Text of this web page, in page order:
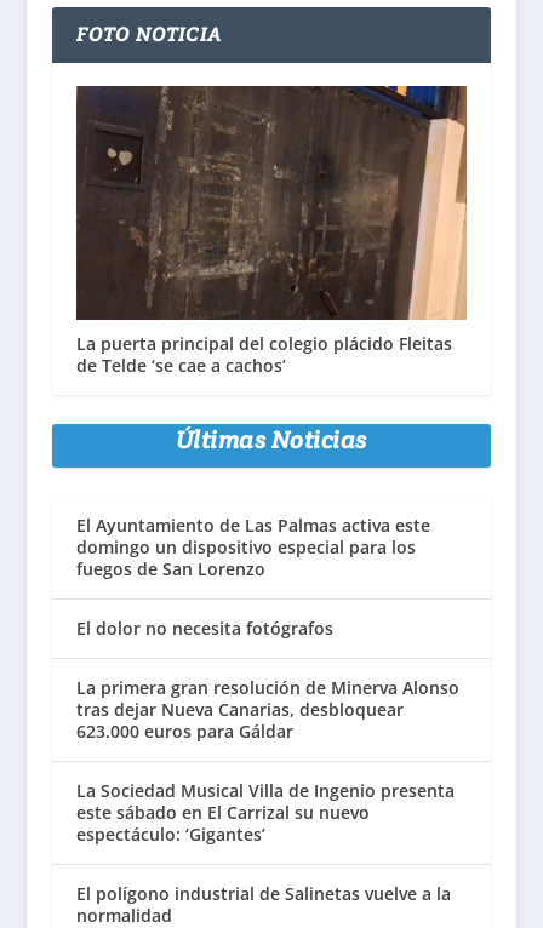
FOTO NOTICIA
La puerta principal del colegio plácido Fleitas
de Telde ‘se cae a cachos’
Últimas Noticias
El Ayuntamiento de Las Palmas activa este
domingo un dispositivo especial para los
fuegos de San Lorenzo
El dolor no necesita fotógrafos
La primera gran resolución de Minerva Alonso
tras dejar Nueva Canarias, desbloquear
623.000 euros para Gáldar
La Sociedad Musical Villa de Ingenio presenta
este sábado en El Carrizal su nuevo
espectáculo: ‘Gigantes’
El polígono industrial de Salinetas vuelve a la
normalidad